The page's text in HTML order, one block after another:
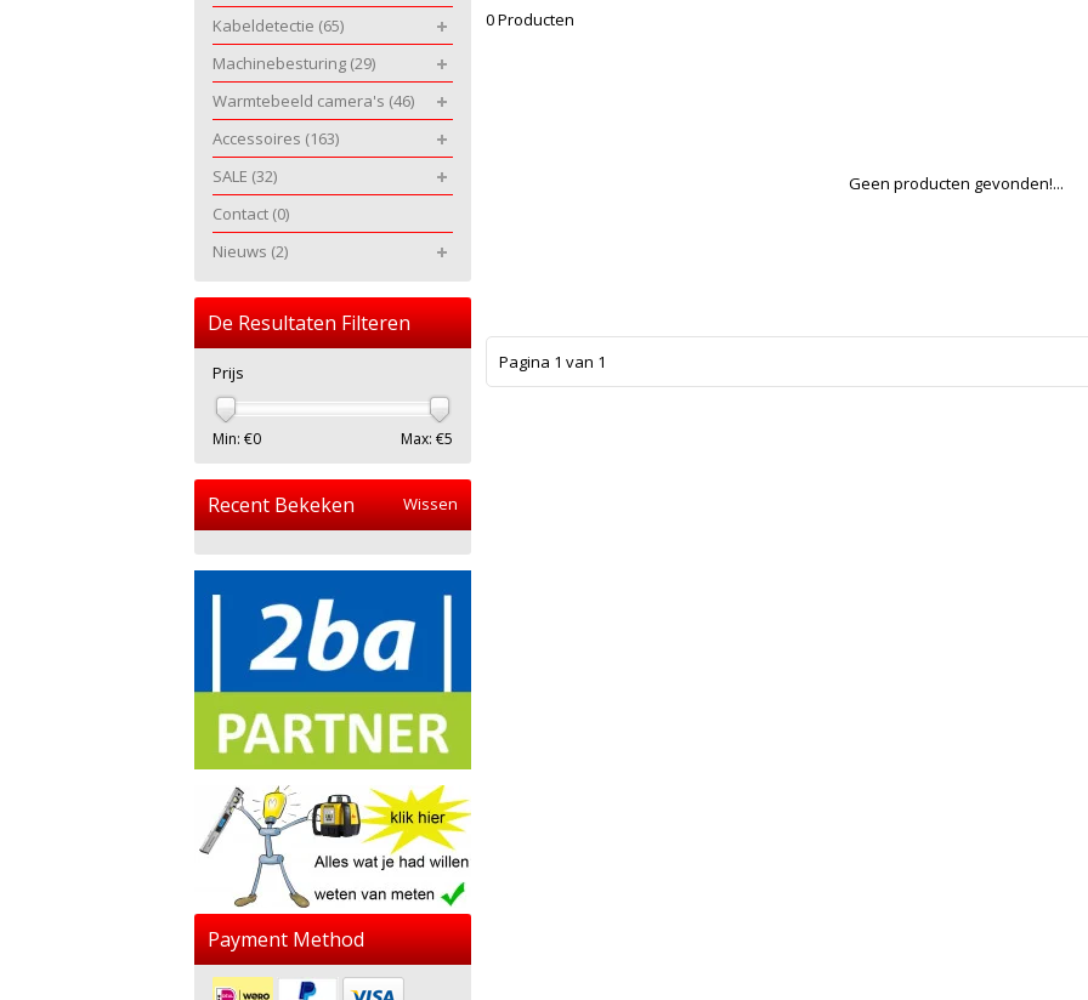
0 Producten
Geen producten gevonden!...
Pagina 1 van 1
Kabeldetectie (65)
Machinebesturing (29)
Warmtebeeld camera's (46)
Accessoires (163)
SALE (32)
Contact (0)
Nieuws (2)
De Resultaten Filteren
Prijs
Min: €0 Max: €5
Recent Bekeken Wissen
Payment Method